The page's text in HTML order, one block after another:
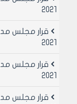
2021
2021
2021